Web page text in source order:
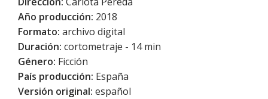
Año producción: 2018
Formato: archivo digital
Duración: cortometraje - 14 min
Género: Ficción
País producción: España
Versión original: español